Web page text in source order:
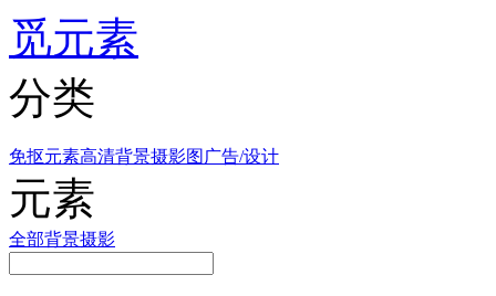
觅元素
分类
免抠元素高清背景摄影图 广告/设计
元素
全部背景摄影